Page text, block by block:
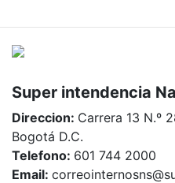
Super intendencia
Direccion: Carrera 13 N.º
Bogotá D.C.
Telefono: 601 744 2000
Email: